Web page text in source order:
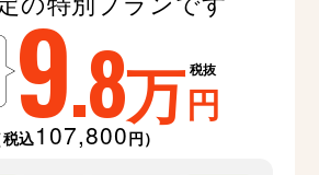
9.8万円
税抜
税込107,800円）